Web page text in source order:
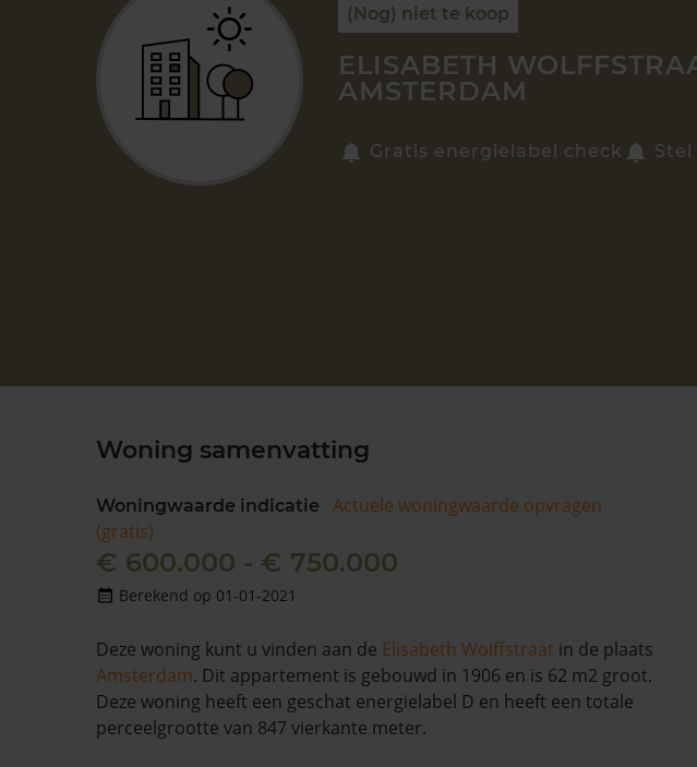
(Nog) niet te koop
ELISABETH
AMSTERDAM
Gratis energielabel check Stel
Woning samenvatting
Woningwaarde indicatie
Actuele woningwaarde opvragen
(gratis)
€ 600.000 - € 750.000
Berekend op 01-01-2021
Deze woning kunt u vinden aan de Elisabeth Wolffstraat in de plaats
Amsterdam. Dit appartement is gebouwd in 1906 en is 62 m2 groot.
Deze woning heeft een geschat energielabel D en heeft een totale
perceelgrootte van 847 vierkante meter.